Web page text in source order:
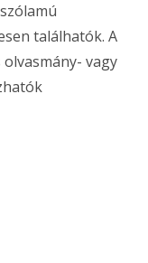
találhatók. A
vagy